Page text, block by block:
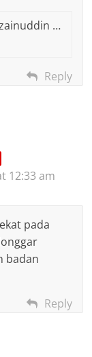
…
Reply
12:33 am
pada
badan
Reply